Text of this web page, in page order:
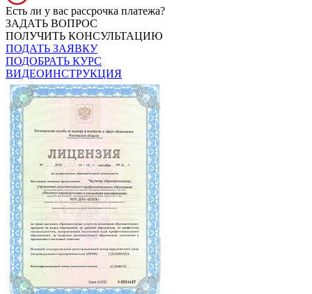
Есть ли у вас рассрочка платежа?
ЗАДАТЬ ВОПРОС
ПОЛУЧИТЬ КОНСУЛЬТАЦИЮ
ПОДАТЬ ЗАЯВКУ
ПОДОБРАТЬ КУРС
ВИДЕОИНСТРУКЦИЯ